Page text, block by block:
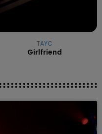
TAYC
Girlfriend